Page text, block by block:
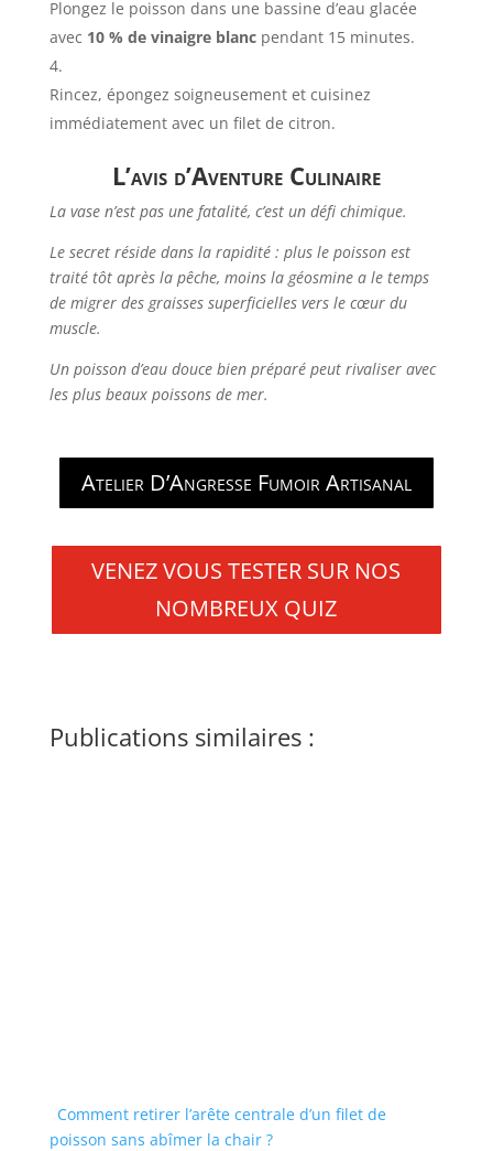
Plongez le poisson dans une bassine d’eau glacée
avec 10 % de vinaigre blancpendant 15 minutes.
Rincez, épongez soigneusement et cuisinez
immédiatement avec un filet de citron.
L’avis d’Aventure Culinaire
La vase n’est pas une fatalité, c’est un défi chimique.
Le secret réside dans la rapidité : plus le poisson est
traité tôt après la pêche, moins la géosmine a le temps
de migrer des graisses superficielles vers le cœur du
muscle.
Un poisson d’eau douce bien préparé peut rivaliser avec
les plus beaux poissons de mer.
Atelier D’Angresse Fumoir Artisanal
VENEZ VOUS TESTER SUR NOS
NOMBREUX QUIZ
Publications similaires :
Comment retirer l’arête centrale d’un filet de
poisson sans abîmer la chair ?